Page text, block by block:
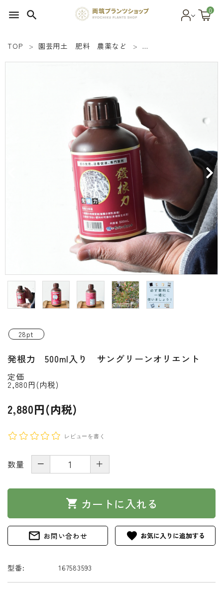
menu search 0
プライバシーポリシー
特定商取引法について
ようこそ ゲスト 様
meeting_room ログイン
TOP 園芸用土 肥料 農薬など オリジナル肥料 有機
28pt
発根力 500ml入り サングリーンオリエント
定価
2,880円(内税)
2,880円(内税)
レビューを書く
数量 － ＋
shopping_cart カートに入れる
mail_outline お問い合わせ favorite
型番: 167583593